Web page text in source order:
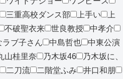
三重高校ダンス部 上手い
上
不破聖衣来 世良教授
中孝介
ラブ子さん
中島哲也
中東公演
山桂里奈 乃木坂46
乃木坂に、
二刀流 二階堂ふみ
井口和朋